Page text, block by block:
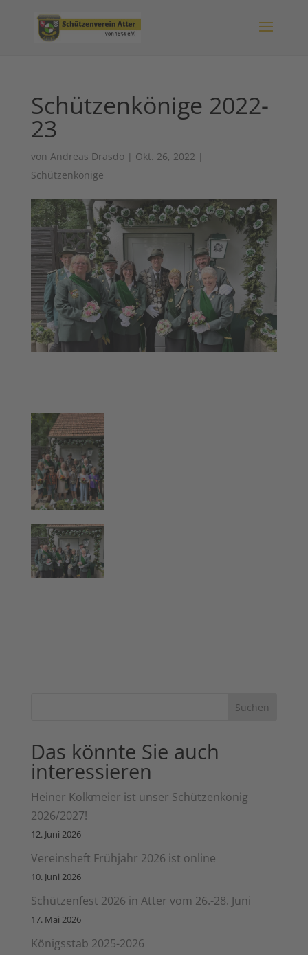
Schützenkönige 2022-
23
von Andreas Drasdo| Okt. 26, 2022 |
Schützenkönige
Suchen
Das könnte Sie auch
interessieren
Heiner Kolkmeier ist unser Schützenkönig
2026/2027!
12. Juni 2026
Vereinsheft Frühjahr 2026 ist online
10. Juni 2026
Schützenfest 2026 in Atter vom 26.-28. Juni
17. Mai 2026
Königsstab 2025-2026